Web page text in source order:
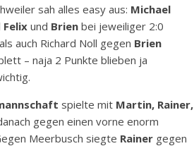
sah alles easy aus: Michael
Felix und Brien bei jeweiliger 2:0
als auch Richard Noll gegen Brien
– naja 2 Punkte blieben ja
spielte mit Martin, Rainer,
gegen einen vorne enorm
Meerbusch siegte Rainer gegen